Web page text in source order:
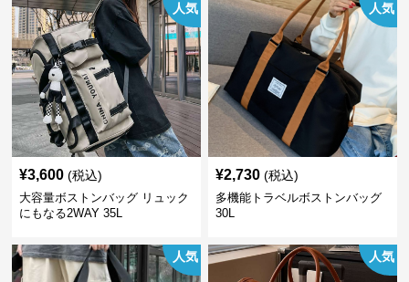
人気
¥3,600 (税込)
大容量ボストンバッグ リュック
にもなる2WAY 35L
人気
¥2,730 (税込)
多機能トラベルボストンバッグ
30L
人気 人気